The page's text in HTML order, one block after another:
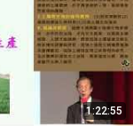
1:22:55